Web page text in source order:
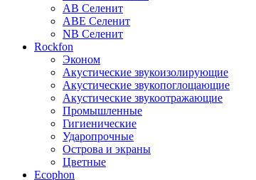
AB Селенит
ABE Селенит
NB Селенит
Rockfon
Эконом
Акустические звукоизолирующие
Акустические звукопоглощающие
Акустические звукоотражающие
Промышленные
Гигиенические
Ударопрочные
Острова и экраны
Цветные
Ecophon